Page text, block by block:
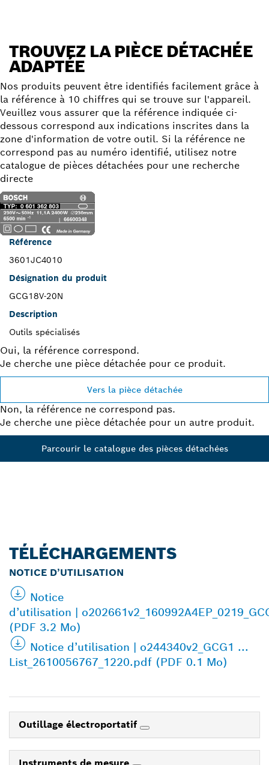
TROUVEZ LA PIÈCE DÉTACHÉE
ADAPTÉE
Nos produits peuvent être identifiés facilement grâce à
la référence à 10 chiffres qui se trouve sur l'appareil.
Veuillez vous assurer que la référence indiquée ci-
dessous correspond aux indications inscrites dans la
zone d'information de votre outil. Si la référence ne
correspond pas au numéro identifié, utilisez notre
catalogue de pièces détachées pour une recherche
directe
Référence
3601JC4010
Désignation du produit
GCG18V-20N
Description
Outils spécialisés
Oui, la référence correspond.
Je cherche une pièce détachée pour ce produit.
Vers la pièce détachée
Non, la référence ne correspond pas.
Je cherche une pièce détachée pour un autre produit.
Parcourir le catalogue des pièces détachées
TÉLÉCHARGEMENTS
NOTICE D’UTILISATION
Notice
d’utilisation |
(PDF 3.2 Mo)
Notice d’utilisation | o244340v2_GCG1 ...
List_2610056767_1220.pdf (PDF 0.1 Mo)
Outillage électroportatif